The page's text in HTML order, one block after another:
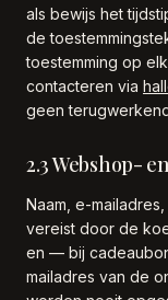
als bewijs het
de
toestemming op
contacteren via
geen
2.3 Webshop-
Naam, e-
vereist door de
en — bij
mailadres van de